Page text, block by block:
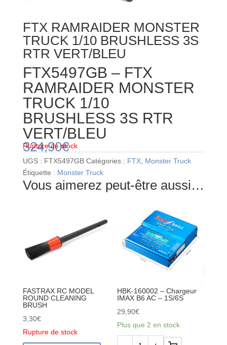
FTX RAMRAIDER MONSTER
TRUCK 1/10 BRUSHLESS 3S
RTR VERT/BLEU
FTX5497GB – FTX
RAMRAIDER MONSTER
TRUCK 1/10
BRUSHLESS 3S RTR
VERT/BLEU
324,90€
Rupture de stock
UGS : FTX5497GB Catégories : FTX, Monster Truck
Étiquette : Monster Truck
Vous aimerez peut-être aussi…
FASTRAX RC MODEL
ROUND CLEANING
BRUSH
3,30€
Rupture de stock
HBK-160002 – Chargeur
IMAX B6 AC – 1S/6S
29,90€
Plus que 2 en stock